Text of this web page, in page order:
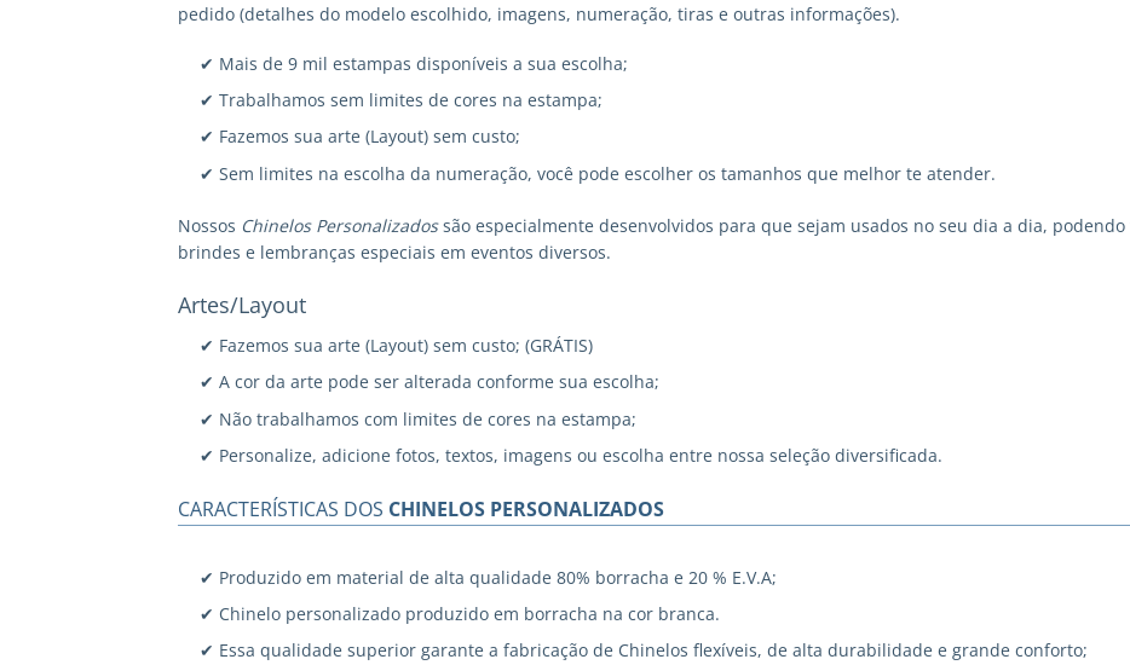
pedido (detalhes do modelo escolhido, imagens, numeração, tiras e outras informações).
✔ Mais de 9 mil estampas disponíveis a sua escolha;
✔ Trabalhamos sem limites de cores na estampa;
✔ Fazemos sua arte (Layout) sem custo;
✔ Sem limites na escolha da numeração, você pode escolher os tamanhos que melhor te atender.
Nossos Chinelos Personalizadossão especialmente desenvolvidos para que sejam usados no seu dia a dia,
brindes e lembranças especiais em eventos diversos.
Artes/Layout
✔ Fazemos sua arte (Layout) sem custo; (GRÁTIS)
✔ A cor da arte pode ser alterada conforme sua escolha;
✔ Não trabalhamos com limites de cores na estampa;
✔ Personalize, adicione fotos, textos, imagens ou escolha entre nossa seleção diversificada.
CARACTERÍSTICAS DOS CHINELOS PERSONALIZADOS
✔ Produzido em material de alta qualidade 80% borracha e 20 % E.V.A;
✔ Chinelo personalizado produzido em borracha na cor branca.
✔ Essa qualidade superior garante a fabricação de Chinelos flexíveis, de alta durabilidade e grande conforto;